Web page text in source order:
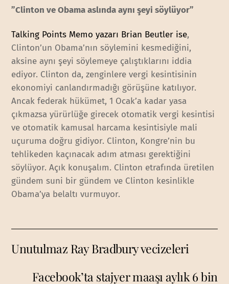
”Clinton ve Obama aslında aynı şeyi söylüyor”
Talking Points Memo yazarı Brian Beutler ise,
Clinton’un Obama’nın söylemini kesmediğini,
aksine aynı şeyi söylemeye çalıştıklarını iddia
ediyor. Clinton da, zenginlere vergi kesintisinin
ekonomiyi canlandırmadığı görüşüne katılıyor.
Ancak federak hükümet, 1 Ocak’a kadar yasa
çıkmazsa yürürlüğe girecek otomatik vergi kesintisi
ve otomatik kamusal harcama kesintisiyle mali
uçuruma doğru gidiyor. Clinton, Kongre’nin bu
tehlikeden kaçınacak adım atması gerektiğini
söylüyor. Açık konuşalım. Clinton etrafında üretilen
gündem suni bir gündem ve Clinton kesinlikle
Obama’ya belaltı vurmuyor.
Unutulmaz Ray Bradbury vecizeleri
Facebook’ta stajyer maaşı aylık 6 bin